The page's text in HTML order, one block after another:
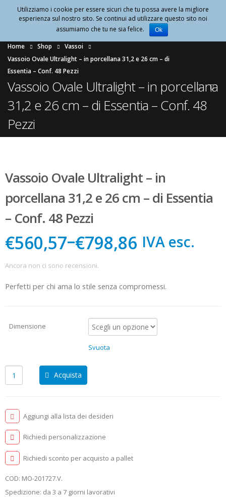
Home Shop
Vassoi
Vassoio Ovale Ultralight – in porcellana 31,2 e 26 cm – di
Essentia – Conf. 48 Pezzi
Vassoio Ovale Ultralight – in porcellana
31,2 e 26 cm – di Essentia – Conf. 48
Pezzi
Vassoio Ovale Ultralight – in
porcellana 31,2 e 26 cm – di Essentia
– Conf. 48 Pezzi
€560,57–€798,86 IVA esc.
Ancora non ci sono recensioni.
Perfetti per chi ama lo stile senza compromessi.
Dimensione
Svuota
Acquista
Aggiungi alla lista dei desideri
Richiedi personalizzazione
Richiedi sconto per acquisto a pallet
COD: MO-201727.V.
Spedizione: da 3 a 7 giorni lavorativi
Utilizziamo i cookie per essere sicuri che tu possa avere la migliore
esperienza sul nostro sito. Se continui ad utilizzare questo sito noi
assumiamo che tu ne sia felice.
Ok